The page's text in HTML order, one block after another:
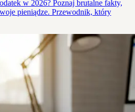
w 2026? Poznaj brutalne fakty,
pieniądze. Przewodnik, który